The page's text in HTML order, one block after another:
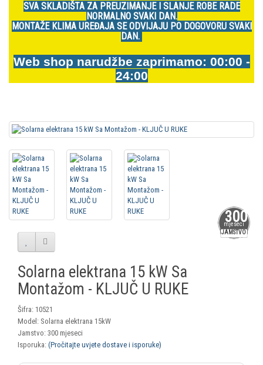
SVA SKLADIŠTA ZA PREUZIMANJE I SLANJE ROBE RADE
NORMALNO SVAKI DAN.
MONTAŽE KLIMA UREĐAJA SE ODVIJAJU PO DOGOVORU SVAKI
DAN.
Web shop narudžbe zaprimamo: 00:00 -
24:00
300
mjeseci
JAMSTVO
Solarna elektrana 15 kW Sa
Montažom - KLJUČ U RUKE
Šifra: 10521
Model: Solarna elektrana 15kW
Jamstvo: 300 mjeseci
Isporuka: (Pročitajte uvjete dostave i isporuke)